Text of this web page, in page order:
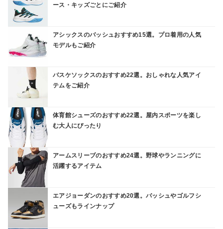
ース・キッズごとにご紹介
アシックスのバッシュおすすめ15選。プロ着用の人気
モデルもご紹介
バスケソックスのおすすめ22選。おしゃれな人気アイ
テムをご紹介
体育館シューズのおすすめ22選。屋内スポーツを楽し
む大人にぴったり
アームスリーブのおすすめ24選。野球やランニングに
活躍するアイテム
エアジョーダンのおすすめ20選。バッシュやゴルフシ
ューズもラインナップ